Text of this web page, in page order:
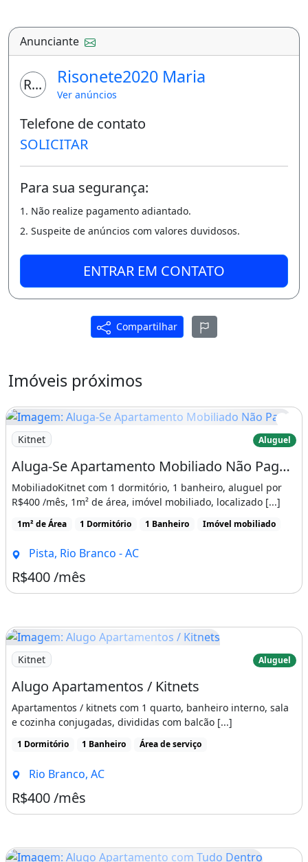
Anunciante
RM Risonete2020 Maria
Ver anúncios
Telefone de contato
SOLICITAR
Para sua segurança:
1. Não realize pagamento adiantado.
2. Suspeite de anúncios com valores duvidosos.
ENTRAR EM CONTATO
Compartilhar
Imóveis próximos
Imagem: Aluga-Se Apartamento Mobiliado Não Paga
Kitnet Aluguel
Aluga-Se Apartamento Mobiliado Não Paga Luz Nem Água para Solteiro
MobiliadoKitnet com 1 dormitório, 1 banheiro, aluguel por
R$400 /mês, 1m² de área, imóvel mobiliado, localizado [...]
1m² de Área 1 Dormitório 1 Banheiro Imóvel mobiliado
Pista, Rio Branco - AC
R$400 /mês
Imagem: Alugo Apartamentos / Kitnets
Kitnet Aluguel
Alugo Apartamentos / Kitnets
Apartamentos / kitnets com 1 quarto, banheiro interno, sala
e cozinha conjugadas, divididas com balcão [...]
1 Dormitório 1 Banheiro Área de serviço
Rio Branco, AC
R$400 /mês